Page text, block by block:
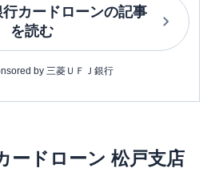
カードローンの記事
を読む
by 三菱ＵＦＪ銀行
ードローン 松戸支店